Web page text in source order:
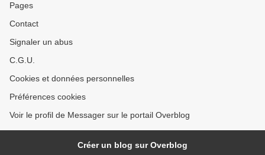
Pages
Contact
Signaler un abus
C.G.U.
Cookies et données personnelles
Préférences cookies
Voir le profil de Messager sur le portail Overblog
Créer un blog sur Overblog